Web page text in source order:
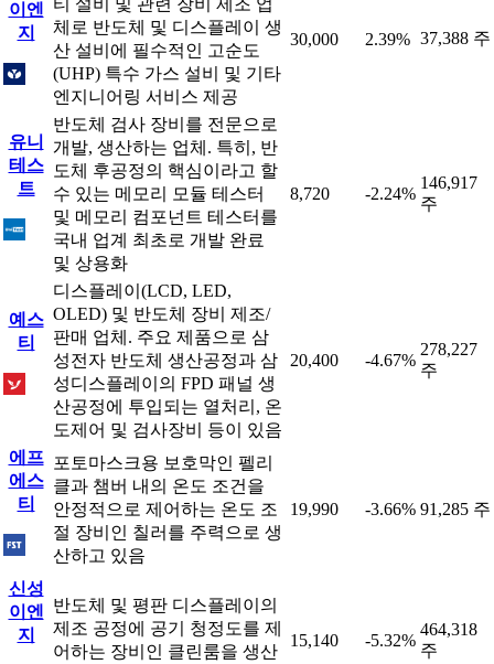
이엔
지
티 설비 및 관련 장비 제조 업
체로 반도체 및 디스플레이 생
산 설비에 필수적인 고순도
(UHP) 특수 가스 설비 및 기타
엔지니어링 서비스 제공
30,000 2.39% 37,388 주
유니
테스
트
반도체 검사 장비를 전문으로
개발, 생산하는 업체. 특히, 반
도체 후공정의 핵심이라고 할
수 있는 메모리 모듈 테스터
및 메모리 컴포넌트 테스터를
국내 업계 최초로 개발 완료
및 상용화
8,720 -2.24%
146,917
주
예스
티
디스플레이(LCD, LED,
OLED) 및 반도체 장비 제조/
판매 업체. 주요 제품으로 삼
성전자 반도체 생산공정과 삼
성디스플레이의 FPD 패널 생
산공정에 투입되는 열처리, 온
도제어 및 검사장비 등이 있음
20,400 -4.67%
278,227
주
에프
에스
티
포토마스크용 보호막인 펠리
클과 챔버 내의 온도 조건을
안정적으로 제어하는 온도 조
절 장비인 칠러를 주력으로 생
산하고 있음
19,990 -3.66% 91,285 주
신성
이엔
지
반도체 및 평판 디스플레이의
제조 공정에 공기 청정도를 제
어하는 장비인 클린룸을 생산
15,140 -5.32%
464,318
주